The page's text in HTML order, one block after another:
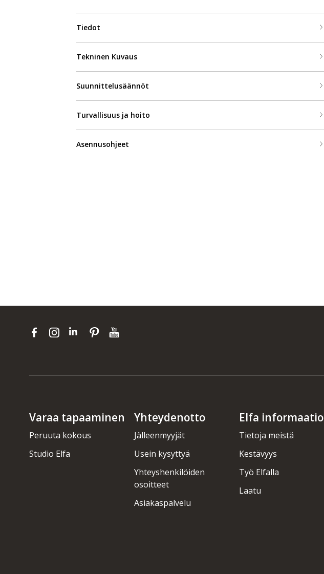
Tiedot
Tekninen Kuvaus
Suunnittelusäännöt
Turvallisuus ja hoito
Asennusohjeet
Varaa tapaaminen
Peruuta kokous
Studio Elfa
Yhteydenotto
Jälleenmyyjät
Usein kysyttyä
Yhteyshenkilöiden
osoitteet
Asiakaspalvelu
Elfa informaatio
Tietoja meistä
Kestävyys
Työ Elfalla
Laatu